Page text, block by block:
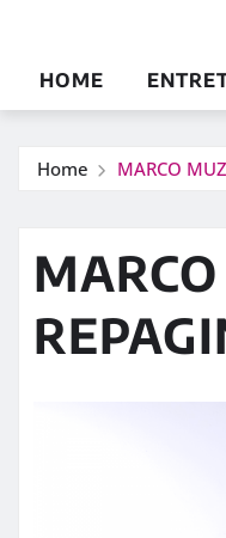
HOME
Home MARCO